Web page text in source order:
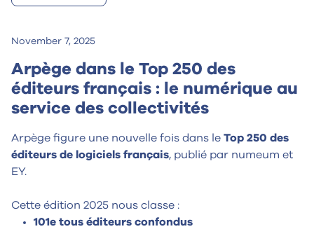
November 7, 2025
Arpège dans le Top 250 des
éditeurs français : le numérique au
service des collectivités
Arpège figure une nouvelle fois dans le Top 250 des
éditeurs de logiciels français, publié par numeum et
EY.
Cette édition 2025 nous classe :
101e tous éditeurs confondus